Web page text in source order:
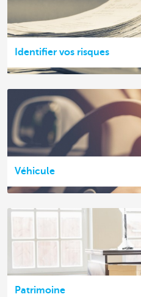
Identifier vos risques
Véhicule
Patrimoine